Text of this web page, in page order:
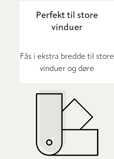
Perfekt til store
vinduer
Fås i ekstra bredde til store
vinduer og døre